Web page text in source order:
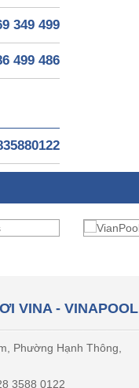
349 499
499 486
VINA - VINAPOOL
Phường Hạnh Thông,
3588 0122